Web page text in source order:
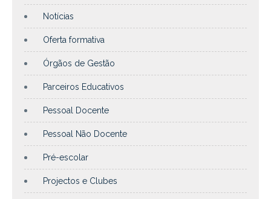
Notícias
Oferta formativa
Órgãos de Gestão
Parceiros Educativos
Pessoal Docente
Pessoal Não Docente
Pré-escolar
Projectos e Clubes